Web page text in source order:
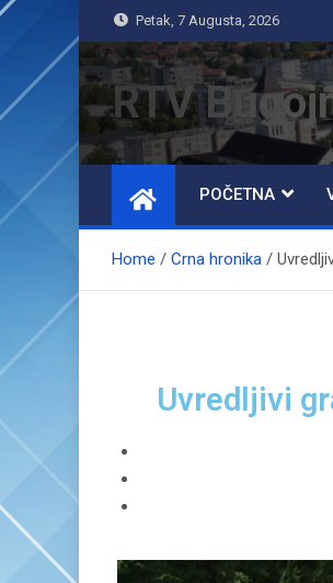
Petak, 7 Augusta, 2026
RTV
POČETNA
Home Crna hronika
Uvredljivi